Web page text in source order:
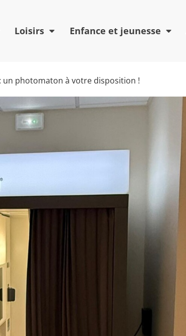
Loisirs Enfance et jeunesse
un photomaton à votre disposition !